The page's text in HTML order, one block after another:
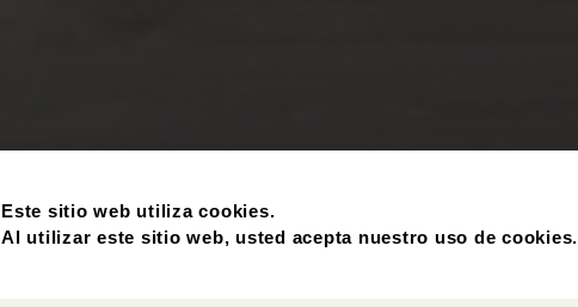
Este sitio web utiliza cookies.
Al utilizar este sitio web, usted acepta nuestro uso de cookies.